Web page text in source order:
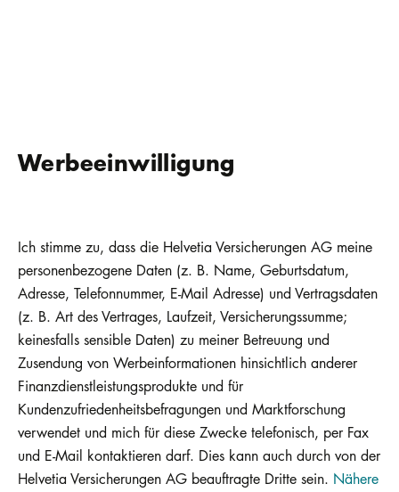
Werbeeinwilligung
Ich stimme zu, dass die Helvetia Versicherungen AG meine
personenbezogene Daten (z. B. Name, Geburtsdatum,
Adresse, Telefonnummer, E-Mail Adresse) und Vertragsdaten
(z. B. Art des Vertrages, Laufzeit, Versicherungssumme;
keinesfalls sensible Daten) zu meiner Betreuung und
Zusendung von Werbeinformationen hinsichtlich anderer
Finanzdienstleistungsprodukte und für
Kundenzufriedenheitsbefragungen und Marktforschung
verwendet und mich für diese Zwecke telefonisch, per Fax
und E-Mail kontaktieren darf. Dies kann auch durch von der
Helvetia Versicherungen AG beauftragte Dritte sein. Nähere